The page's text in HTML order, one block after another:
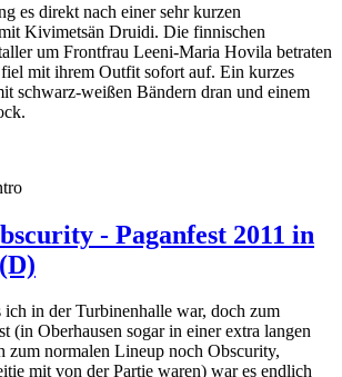
es direkt nach einer sehr kurzen
Kivimetsän Druidi. Die finnischen
um Frontfrau Leeni-Maria Hovila betraten
mit ihrem Outfit sofort auf. Ein kurzes
schwarz-weißen Bändern dran und einem
- Paganfest 2011 in
ich in der Turbinenhalle war, doch zum
(in Oberhausen sogar in einer extra langen
zum normalen Lineup noch Obscurity,
mit von der Partie waren) war es endlich